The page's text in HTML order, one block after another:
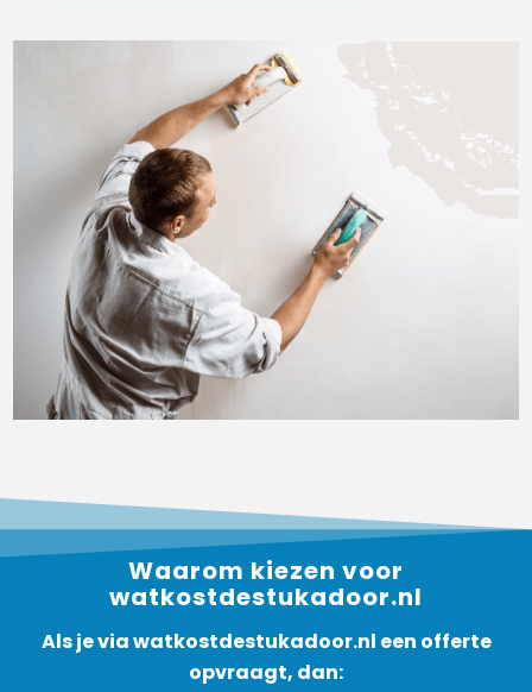
Waarom kiezen voor
watkostdestukadoor.nl
Als je via watkostdestukadoor.nl een offerte
opvraagt, dan: